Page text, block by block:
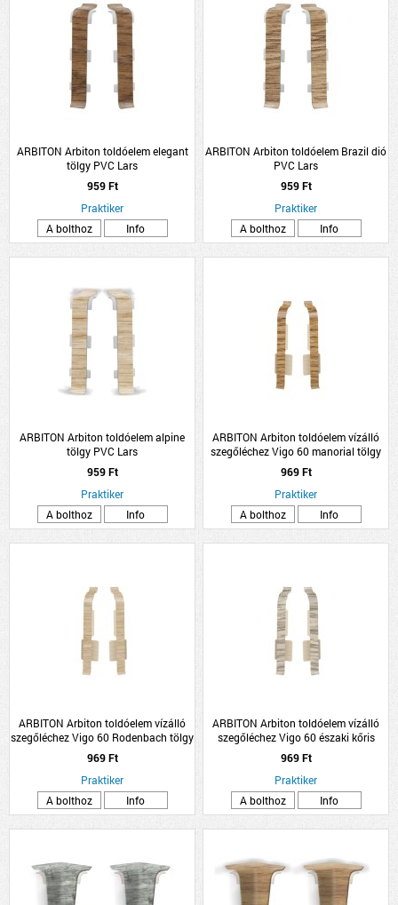
ARBITON Arbiton toldóelem elegant
tölgy PVC Lars
959 Ft
Praktiker
A bolthoz
Info
ARBITON Arbiton toldóelem Brazil dió
PVC Lars
959 Ft
Praktiker
A bolthoz
Info
ARBITON Arbiton toldóelem alpine
tölgy PVC Lars
959 Ft
Praktiker
A bolthoz
Info
ARBITON Arbiton toldóelem vízálló
szegőléchez Vigo 60 manorial tölgy
969 Ft
Praktiker
A bolthoz
Info
ARBITON Arbiton toldóelem vízálló
szegőléchez Vigo 60 Rodenbach tölgy
969 Ft
Praktiker
A bolthoz
Info
ARBITON Arbiton toldóelem vízálló
szegőléchez Vigo 60 északi kőris
969 Ft
Praktiker
A bolthoz
Info